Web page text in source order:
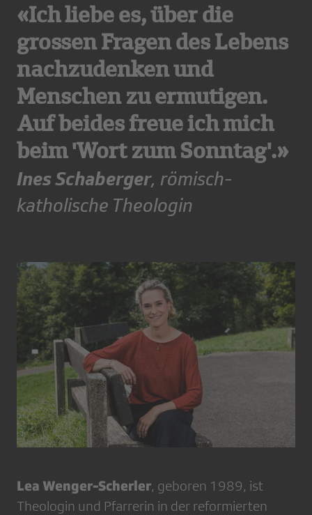
«Ich liebe es, über die
grossen Fragen des Lebens
nachzudenken und
Menschen zu ermutigen.
Auf beides freue ich mich
beim 'Wort zum Sonntag'.»
Ines Schaberger, römisch-
katholische Theologin
Lea Wenger-Scherler, geboren 1989, ist
Theologin und Pfarrerin in der reformierten